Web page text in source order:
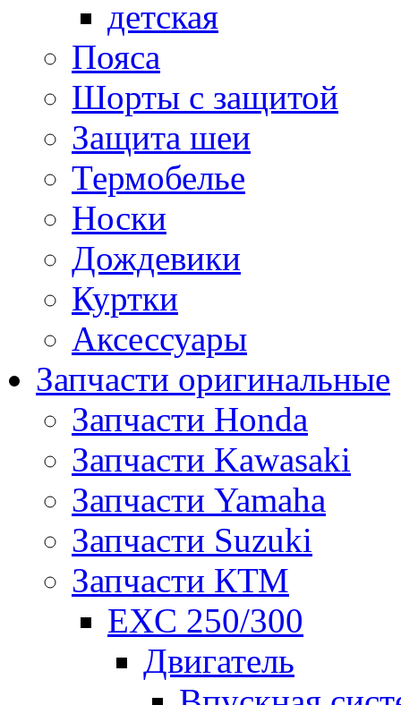
детская
Пояса
Шорты с защитой
Защита шеи
Термобелье
Носки
Дождевики
Куртки
Аксессуары
Запчасти оригинальные
Запчасти Honda
Запчасти Kawasaki
Запчасти Yamaha
Запчасти Suzuki
Запчасти КТМ
EXC 250/300
Двигатель